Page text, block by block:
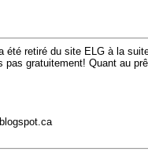
retiré du site ELG à la
gratuitement! Quant au